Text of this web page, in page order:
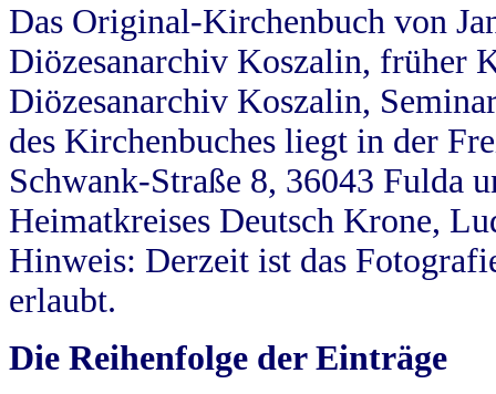
Das Original-Kirchenbuch von
Diözesanarchiv Koszalin, früher
Diözesanarchiv Koszalin,
des Kirchenbuches liegt in der
Schwank-Straße 8, 36043 Fulda
Heimatkreises Deutsch Krone,
Hinweis: Derzeit ist das
erlaubt.
Die Reihenfolge der Einträge